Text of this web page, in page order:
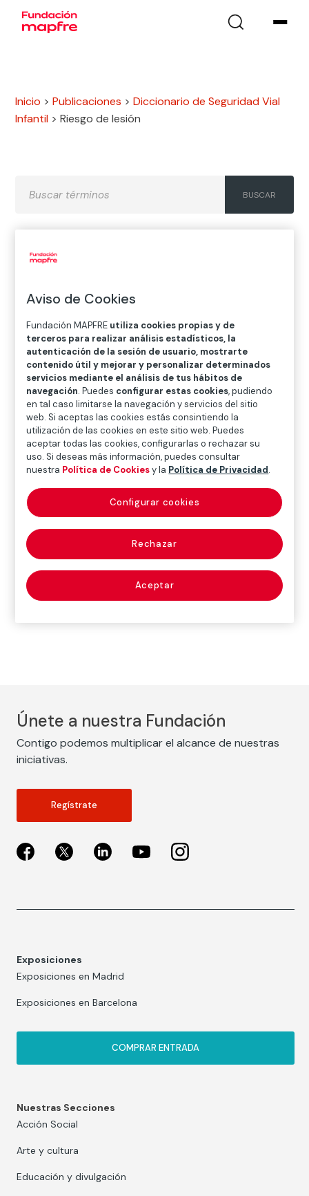
Inicio >Publicaciones >Diccionario de Seguridad Vial
Infantil >Riesgo de lesión
A
V
W X Y Z
Diccionario de seguridad vial infantil
Riesgo de lesión
corporal debido a una carga externa, una actividad o
un evento específico. La ciencia de la biomecánica
estudia cómo las fuerzas externas afectan al cuerpo
humano y cómo éste responde a esas fuerzas. En los
sistemas de retención infantil, comprender el riesgo de
lesión es crucial para diseñar los dispositivos y
optimizar su rendimiento en caso de un siniestro vial.
Únete a nuestra Fundación
Contigo podemos multiplicar el alcance de nuestras
iniciativas.
Regístrate
Exposiciones
Exposiciones en Madrid
Exposiciones en Barcelona
COMPRAR ENTRADA
Nuestras Secciones
Acción Social
Arte y cultura
Educación y divulgación
Aviso de Cookies
Fundación MAPFRE utiliza cookies propias y de
terceros para realizar análisis estadísticos, la
autenticación de la sesión de usuario, mostrarte
contenido útil y mejorar y personalizar determinados
servicios mediante el análisis de tus hábitos de
navegación. Puedes configurar estas cookies, pudiendo
en tal caso limitarse la navegación y servicios del sitio
web. Si aceptas las cookies estás consintiendo la
utilización de las cookies en este sitio web. Puedes
aceptar todas las cookies, configurarlas o rechazar su
uso. Si deseas más información, puedes consultar
nuestra Política de Cookiesy la Política de Privacidad.
Rechazar
Aceptar
Configurar cookies